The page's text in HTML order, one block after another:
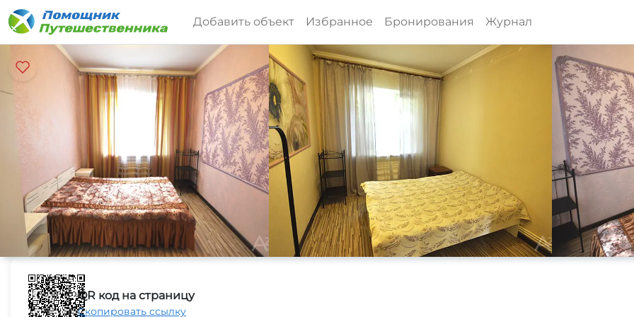
Добавить объект Избранное Бронирования Журнал
QR код на страницу
Скопировать ссылку